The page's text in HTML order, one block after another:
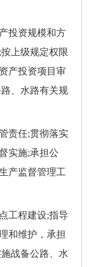
投资规模和方
上级规定权限
产投资项目审
、水路有关规
责任;贯彻落实
实施;承担公
产监督管理工
工程建设;指导
和维护，承担
战备公路、水